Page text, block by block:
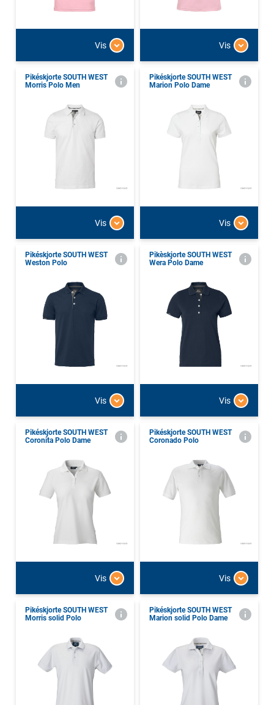
Vis Vis
Pikéskjorte SOUTH WEST
Morris Polo Men
Vis
Pikéskjorte SOUTH WEST
Marion Polo Dame
Vis
Pikéskjorte SOUTH WEST
Weston Polo
Vis
Pikèskjorte SOUTH WEST
Wera Polo Dame
Vis
Pikéskjorte SOUTH WEST
Coronita Polo Dame
Vis
Pikéskjorte SOUTH WEST
Coronado Polo
Vis
Pikéskjorte SOUTH WEST
Morris solid Polo
Pikéskjorte SOUTH WEST
Marion solid Polo Dame